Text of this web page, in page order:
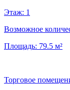
Этаж: 1
Возможное
Площадь: 79.5 м²
Торговое